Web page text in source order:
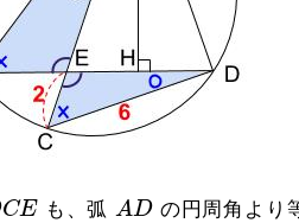
CEも、弧 AD
A D の円周角より